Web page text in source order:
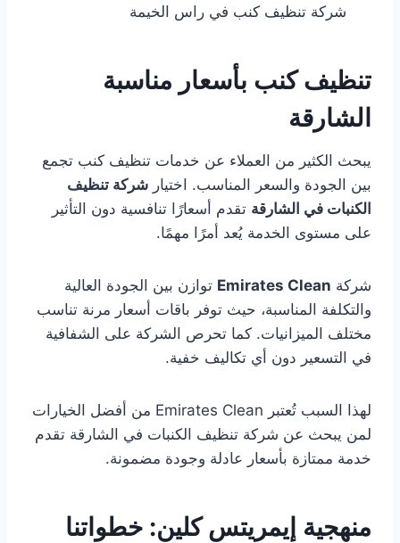
شركة تنظيف كنب في راس الخيمة
تنظيف كنب بأسعار مناسبة
الشارقة
يبحث الكثير من العملاء عن خدمات تنظيف كنب تجمع
بين الجودة والسعر المناسب. اختيار شركة تنظيف
الكنبات في الشارقة تقدم أسعارًا تنافسية دون التأثير
على مستوى الخدمة يُعد أمرًا مهمًا.
شركة Emirates Clean توازن بين الجودة العالية
والتكلفة المناسبة، حيث توفر باقات أسعار مرنة تناسب
مختلف الميزانيات. كما تحرص الشركة على الشفافية
في التسعير دون أي تكاليف خفية.
لهذا السبب تُعتبر Emirates Clean من أفضل الخيارات
لمن يبحث عن شركة تنظيف الكنبات في الشارقة تقدم
خدمة ممتازة بأسعار عادلة وجودة مضمونة.
منهجية إيمريتس كلين: خطواتنا